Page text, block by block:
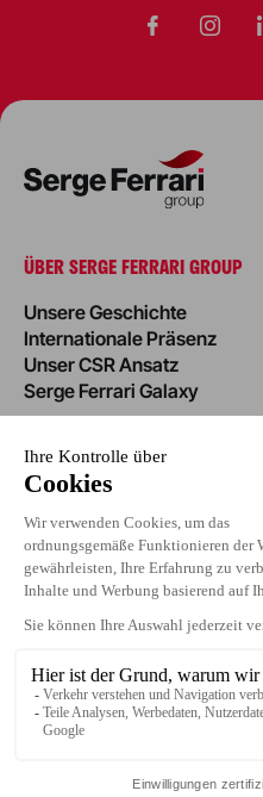
ÜBER SERGE FERRARI GROUP
Unsere Geschichte
Internationale Präsenz
Unser CSR Ansatz
Serge Ferrari Galaxy
NEWS
Projekte
Event
Kontakt
Copyright © 2026 Serge Ferrari
Verwaltung von Cookies